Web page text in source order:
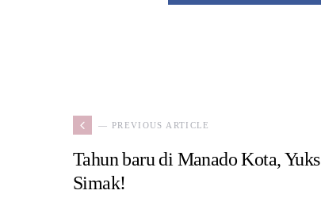
— PREVIOUS ARTICLE
Tahun baru di Manado Kota, Yuks
Simak!